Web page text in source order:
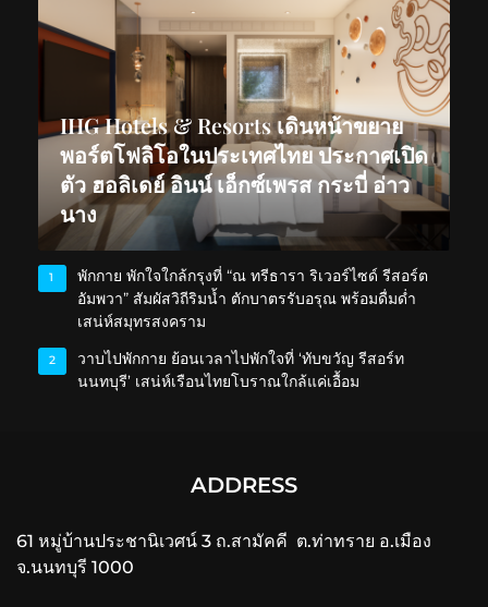
IHG Hotels & Resorts เดินหน้าขยาย
พอร์ตโฟลิโอในประเทศไทย ประกาศเปิด
ตัว ฮอลิเดย์ อินน์ เอ็กซ์เพรส กระบี่ อ่าว
นาง
1
พักกาย พักใจใกล้กรุงที่ “ณ ทรีธารา ริเวอร์ไซด์ รีสอร์ต
อัมพวา” สัมผัสวิถีริมน้ำ ตักบาตรรับอรุณ พร้อมดื่มด่ำ
เสน่ห์สมุทรสงคราม
2
วาบไปพักกาย ย้อนเวลาไปพักใจที่ ‘ทับขวัญ รีสอร์ท
นนทบุรี’ เสน่ห์เรือนไทยโบราณใกล้แค่เอื้อม
ADDRESS
61 หมู่บ้านประชานิเวศน์ 3 ถ.สามัคคี ต.ท่าทราย อ.เมือง
จ.นนทบุรี 1000